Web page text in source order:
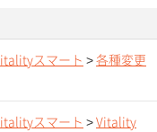
スマート >各種変更
スマート >Vitality